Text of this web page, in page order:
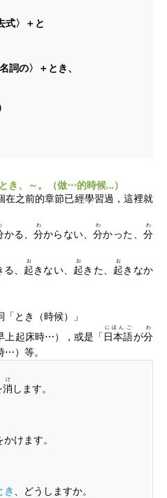
式〉＋と
詞の〉＋とき、
き、～。（做⋯的時候…）
在之前的章節已經學習過，這裡就
かる、 分
わ
からない、 分
わ
かった、 分
わ
る、 起
お
きない、 起
お
きた、 起
お
きなか
「とき（時候）」
上起床時⋯），或是「日本語
にほんご
が分
わ
⋯）等。
消
け
します。
かけます。
き
、どうしますか。